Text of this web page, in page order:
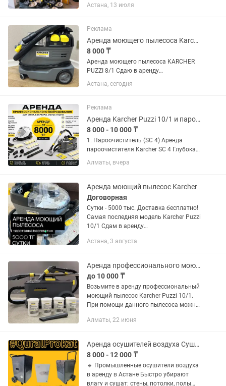
матрасы, стулья, ковры✅
99,99% всех...
Астана, 13 июля
Реклама
Аренда моющего пылесоса Karcher Puzzi 8/1
8 000 ₸
Аренда моющего пылесоса KARCHER
PUZZI 8/1 Сдаю в аренду
профессиональный моющий пылесос
для глубокой чистки: 🛋 диванов и
автомобиля 🪑 стульев и кресел 💰
9000...
Астана, сегодня
Реклама
Аренда Karcher Puzzi 10/1 и пароочистителя Химчистка парогенератор керхер
8 000 - 10 000 ₸
1. Пароочиститель (SC 4) Аренда
пароочистителя Karcher SC 4 Глубокая
очистка без химии. Подходит для
кухни, плитки, ванной, окон. ✔ Удаляет
Полный комплект...
Алматы, вчера
Аренда моющий пылесос Karcher
Договорная
Сутки - 5000 тыс. Доставка бесплатно!
Самая последняя модель Karcher Puzzi
10/1 Сдам в аренду
Керхер. Очистит вашу мягкую мебель,
Астана, 3 августа
Аренда профессионального моющего пылесоса Karcher Puzzi 10/1
до 10 000 ₸
Возьмите в аренду профессиональный
моющий пылесос Karcher Puzzi 10/1.
При помощи данного пылесоса можно
диванах, коврах, стульях, матрасах и
Алматы, 22 июня
Аренда осушителей воздуха Сушка стен, потолков, полов, помещений
8 000 - 12 000 ₸
🔹 Промышленные осушители воздуха
в аренду в Астане Быстро убирают
влагу и сушат: стены, потолки, полы